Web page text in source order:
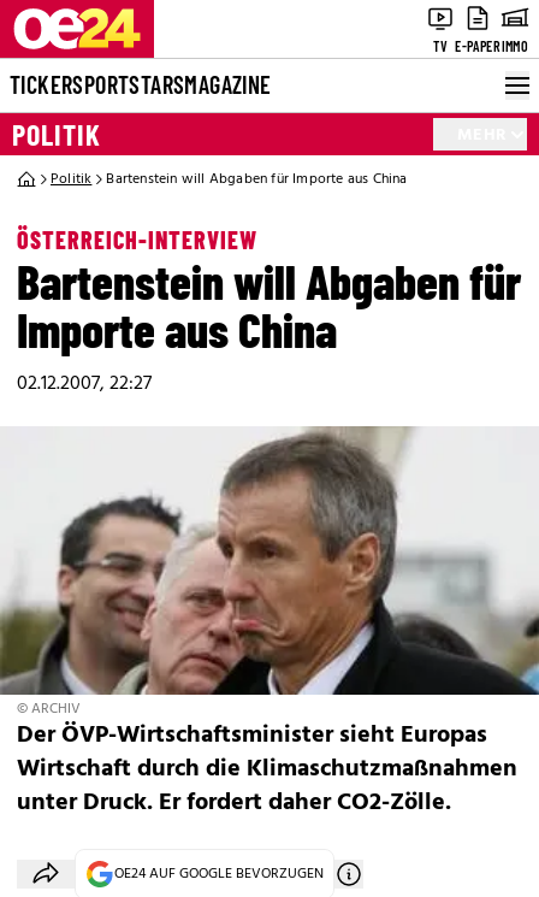
TV E-PAPERIMMO
TICKERSPORTSTARSMAGAZINE
POLITIK
Politik Bartenstein will Abgaben für Importe aus China
ÖSTERREICH-INTERVIEW
Bartenstein will Abgaben für
Importe aus China
02.12.2007, 22:27
© ARCHIV
Der ÖVP-Wirtschaftsminister sieht Europas
Wirtschaft durch die Klimaschutzmaßnahmen
unter Druck. Er fordert daher CO2-Zölle.
OE24 AUF GOOGLE BEVORZUGEN